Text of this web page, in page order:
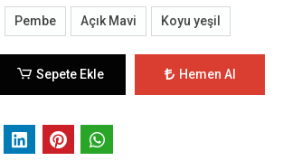
Pembe Açık Mavi Koyu yeşil
Sepete Ekle Hemen Al